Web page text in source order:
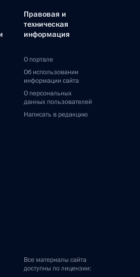
Правовая и
техническая
информация
О портале
Об использовании
информации сайта
О персональных
данных пользователей
Написать в редакцию
Все материалы сайта
доступны по лицензии: